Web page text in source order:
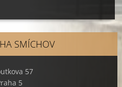
SMÍCHOV
57
5